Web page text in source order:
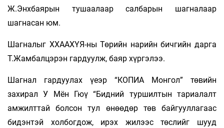
Ж.Энхбаярын тушаалаар салбарын шагналаар
шагнасан юм.
Шагналыг ХХААХҮЯ-ны Төрийн нарийн бичгийн дарга
Т.Жамбалцэрэн гардуулж, баяр хүргэлээ.
Шагнал гардуулах үеэр “КОПИА Монгол” төвийн
захирал У Мён Гюү “Бидний туршилтын тариалалт
амжилттай болсон тул өнөөдөр төв байгууллагаас
бидэнтэй холбогдож, ирэх жилээс төслийг шууд